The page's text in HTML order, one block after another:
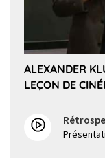
ALEXANDER
LEÇON DE